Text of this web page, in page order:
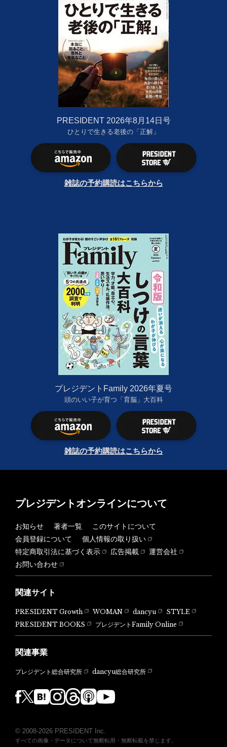
PRESIDENT 2026年8月14日号
ひとりで生きる老後の「正解」
雑誌の予約購読はこちらから
プレジデントFamily 2026年夏号
頭のいい子が育つ「育脳」大百科
雑誌の予約購読はこちらから
プレジデントオンラインについて
お知らせ 著者一覧
このサイトについて
会員登録について
個人情報の取り扱い
特定商取引法に基づく表示
広告掲載
運営会社
お問い合わせ
関連サイト
PRESIDENT Growth WOMAN dancyu
STYLE
PRESIDENT BOOKS
プレジデントFamily Online
関連事業
プレジデント総合研究所 dancyu総合研究所
© 2008-2026 PRESIDENT Inc.
すべての画像・データについて無断転用・無断転載を禁じます。